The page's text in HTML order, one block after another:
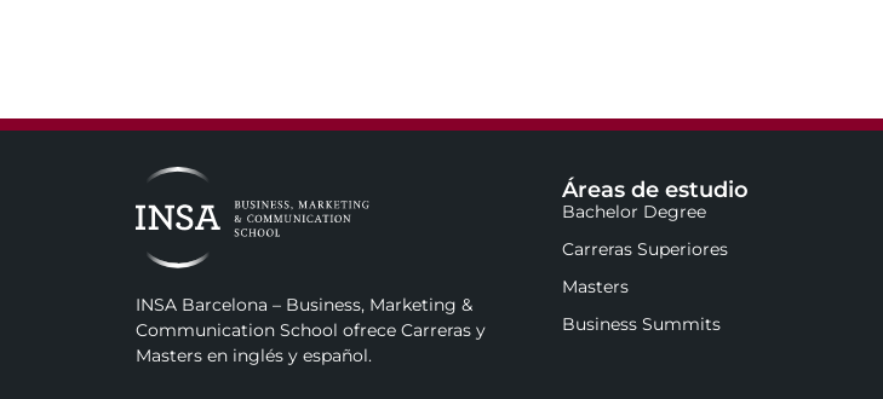
INSA Barcelona – Business, Marketing &
Communication School ofrece Carreras y
Masters en inglés y español.
Áreas de estudio
Bachelor Degree
Carreras Superiores
Masters
Business Summits